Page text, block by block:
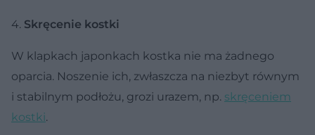
4. Skręcenie kostki
W klapkach japonkach kostka nie ma żadnego
oparcia. Noszenie ich, zwłaszcza na niezbyt równym
i stabilnym podłożu, grozi urazem, np. skręceniem
kostki.